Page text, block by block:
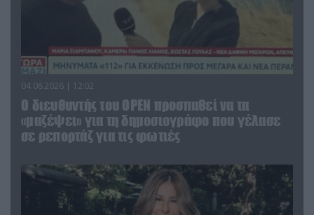
04.08.2026 | 12:02
O διευθυντής του OPEN προσπαθεί να τα
«μαζέψει» για τη δημοσιογράφο που γέλασε
σε ρεπορτάζ για τις φωτιές